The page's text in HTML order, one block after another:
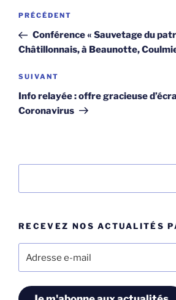
Navigation
l’article
Article
précédent
PRÉCÉDENT
Conférence « Sauvetage du
Châtillonnais, à Beaunotte,
Article
suivant
SUIVANT
Info relayée : offre gracieuse
Coronavirus
RECEVEZ NOS ACTUALITÉS
e-